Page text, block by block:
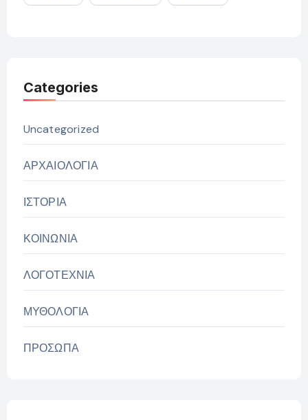
Categories
Uncategorized
ΑΡΧΑΙΟΛΟΓΙΑ
ΙΣΤΟΡΙΑ
ΚΟΙΝΩΝΙΑ
ΛΟΓΟΤΕΧΝΙΑ
ΜΥΘΟΛΟΓΙΑ
ΠΡΟΣΩΠΑ